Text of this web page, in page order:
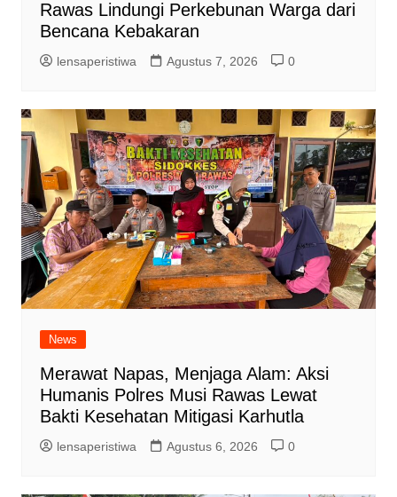
Rawas Lindungi Perkebunan Warga dari
Bencana Kebakaran
lensaperistiwa Agustus 7, 2026 0
News
Merawat Napas, Menjaga Alam: Aksi
Humanis Polres Musi Rawas Lewat
Bakti Kesehatan Mitigasi Karhutla
lensaperistiwa Agustus 6, 2026 0